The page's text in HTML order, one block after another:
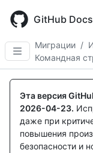
main
content
GitHub Docs
Миграции /
Командная
Эта версия
2026-04-23.
даже при
повышения
безопасности и